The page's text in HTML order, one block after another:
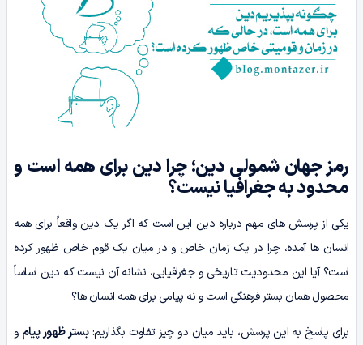
رمز جهان شمولی دین؛ چرا دین برای همه است و
محدود به جغرافیا نیست؟
یکی از پرسش های مهم درباره دین این است که اگر یک دین واقعاً برای همه
انسان ها آمده، چرا در یک زمان خاص و در میان یک قوم خاص ظهور کرده
است؟ آیا این محدودیت تاریخی و جغرافیایی، نشانه آن نیست که دین اساساً
محصول همان بستر فرهنگی است و نه پیامی برای همه انسان ها؟
برای پاسخ به این پرسش، باید میان دو چیز تفاوت بگذاریم:بستر ظهور پیام و